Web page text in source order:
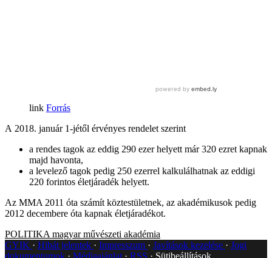
Forrás
A 2018. január 1-jétől érvényes rendelet szerint
a rendes tagok az eddig 290 ezer helyett már 320 ezret kapnak
majd havonta,
a levelező tagok pedig 250 ezerrel kalkulálhatnak az eddigi
220 forintos életjáradék helyett.
Az MMA 2011 óta számít köztestületnek, az akadémikusok pedig
2012 decembere óta kapnak életjáradékot.
POLITIKA magyar művészeti akadémia
GYIK
Hibát jelentek Impresszum Javítások kezelése
Jogi
dokumentumok
Médiaajánlat RSS Sütibeállítások